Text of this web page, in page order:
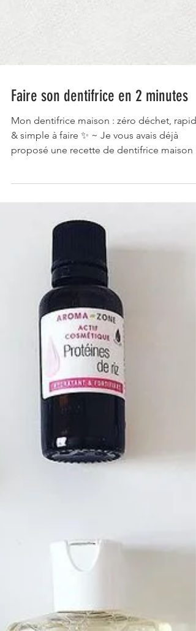
Mon dentifrice maison : zéro déchet, rapide
& simple à faire ✨ ~ Je vous avais déjà
proposé une recette de dentifrice maison à